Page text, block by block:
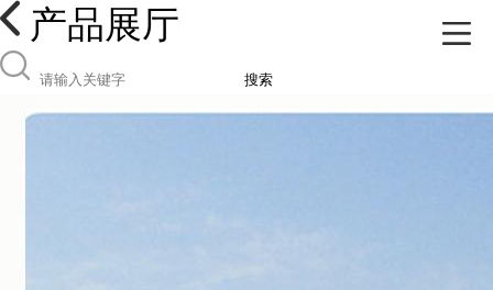
产品展厅
搜索